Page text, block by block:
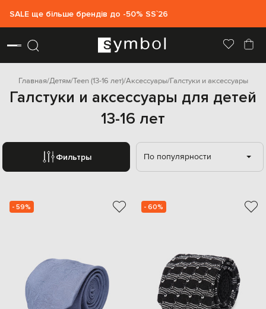
SALE ще більше брендів до -50% SS`26
Главная Детям Teen (13-16 лет) Аксессуары Галстуки и аксессуары
Галстуки и аксессуары для детей
13-16 лет
Фильтры По популярности
- 59% - 60%